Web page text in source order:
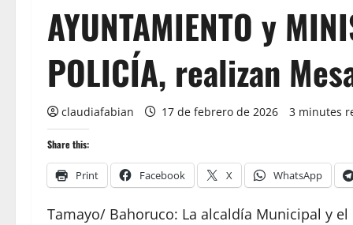
AYUNTAMIENTO y
POLICÍA, realizan
claudiafabian 17 de febrero de 2026 3 minutes
Share this:
Print Facebook X WhatsApp
Tamayo/ Bahoruco: La alcaldía Municipal y